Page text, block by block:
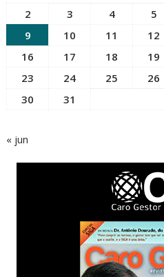
2
3 4 5
9
10 11 12
16
17 18 19
23
24 25 26
30
31
« jun